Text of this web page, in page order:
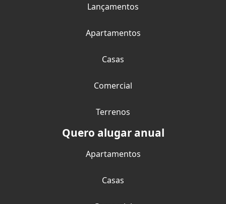
Lançamentos
Apartamentos
Casas
Comercial
Terrenos
Quero alugar anual
Apartamentos
Casas